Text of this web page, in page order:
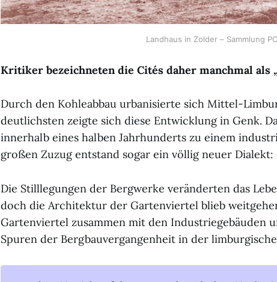
Landhaus in Zolder – Sammlung
Kritiker bezeichneten die Cités daher manchmal als
Durch den Kohleabbau urbanisierte sich Mittel-
deutlichsten zeigte sich diese Entwicklung in Genk.
innerhalb eines halben Jahrhunderts zu einem
großen Zuzug entstand sogar ein völlig neuer Dialekt:
Die Stilllegungen der Bergwerke veränderten das
doch die Architektur der Gartenviertel blieb
Gartenviertel zusammen mit den Industriegebäuden
Spuren der Bergbauvergangenheit in der